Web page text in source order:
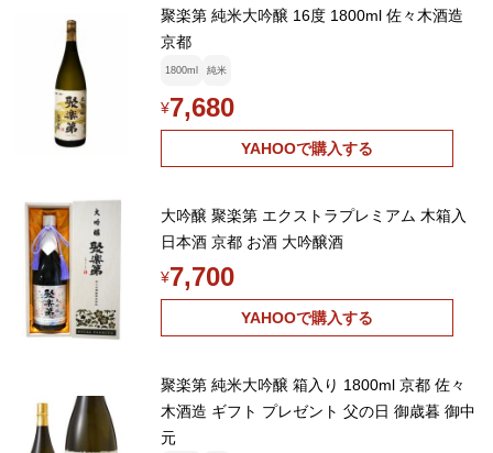
聚楽第 純米大吟醸 16度 1800ml 佐々木酒造
京都
1800ml 純米
¥7,680
YAHOOで購入する
大吟醸 聚楽第 エクストラプレミアム 木箱入
日本酒 京都 お酒 大吟醸酒
¥7,700
YAHOOで購入する
聚楽第 純米大吟醸 箱入り 1800ml 京都 佐々
木酒造 ギフト プレゼント 父の日 御歳暮 御中
元